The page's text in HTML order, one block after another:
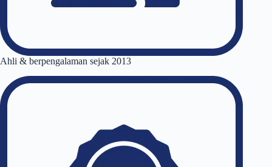
Ahli & berpengalaman sejak 2013